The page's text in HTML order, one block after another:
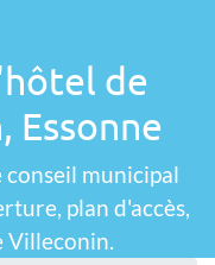
de
Essonne
conseil municipal
plan d'accès,
Villeconin.